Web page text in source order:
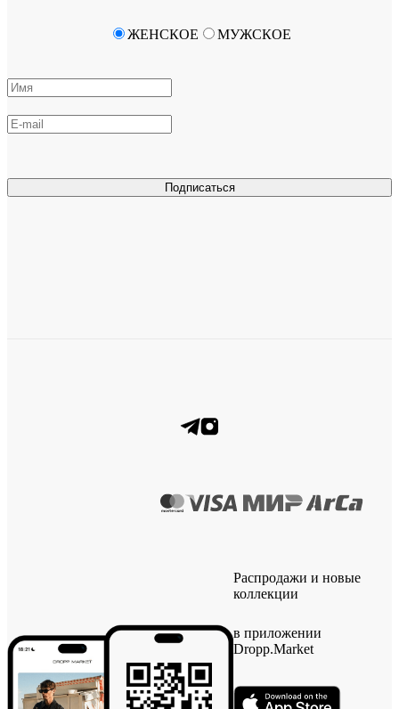
Подписаться
ЖЕНСКОЕ МУЖСКОЕ
Распродажи и новые
коллекции
в приложении
Dropp.Market